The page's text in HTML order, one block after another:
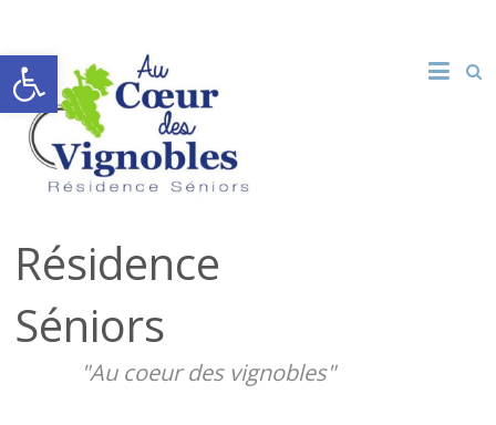
Ouvrir la barre d’outils
Résidence
Séniors
"Au coeur des vignobles"